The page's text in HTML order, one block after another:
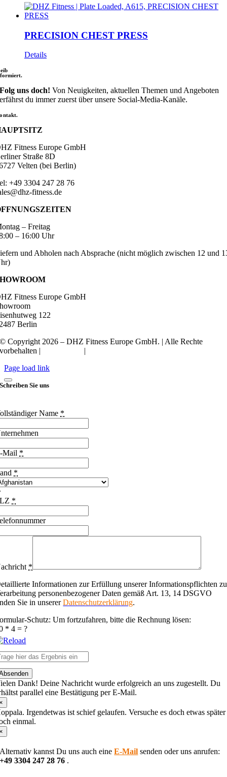
PRECISION CHEST PRESS
Details
Folg uns doch! Von Neuigkeiten, aktuellen Themen und Angeboten
erfährst du immer zuerst über unsere Social-Media-Kanäle.
Fitness Europe GmbH
Straße 8D
Velten (bei Berlin)
+49 3304 247 28 76
fitness.de
– Freitag
– 16:00 Uhr
und Abholen nach Absprache (nicht möglich zwischen 12 und
Fitness Europe GmbH
122
Berlin
© Copyright 2026 – DHZ Fitness Europe GmbH. | Alle Rechte
vorbehalten |
|
Page load link
Schreiben Sie uns
Name *
Mail *
*
*
*
Informationen zur Erfüllung unserer Informationspflichten
personenbezogener Daten gemäß Art. 13, 14 DSGVO
Sie in unsererDatenschutzerklärung.
Schutz: Um fortzufahren, bitte die Rechnung lösen:
* 4 = ?
Dank! Deine Nachricht wurde erfolgreich an uns zugestellt. Du
parallel eine Bestätigung per E-Mail.
Irgendetwas ist schief gelaufen. Versuche es doch etwas später
einmal.
Alternativ kannst Du uns auch eineE-Mail senden oder uns anrufen:
+49 3304 247 28 76 .